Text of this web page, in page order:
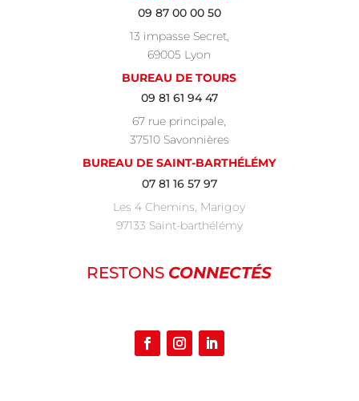
09 87 00 00 50
13 impasse Secret,
69005 Lyon
BUREAU DE TOURS
09 81 61 94 47
67 rue principale,
37510 Savonnières
BUREAU DE SAINT-BARTHÉLÉMY
07 81 16 57 97
Les 4 Chemins, Marigoy
97133 Saint-barthélémy
RESTONS CONNECTÉS